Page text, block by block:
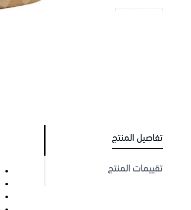
تفاصيل المنتج
تقييمات المنتج